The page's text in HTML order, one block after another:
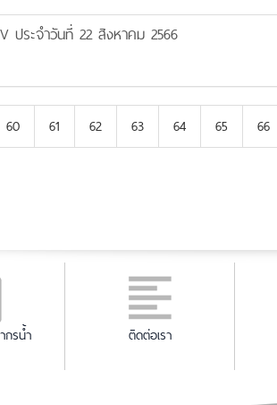
ประจำวันที่ 22 สิงหาคม 2566
60 61 62 63 64 65
66
กรน้ำ ติดต่อเรา